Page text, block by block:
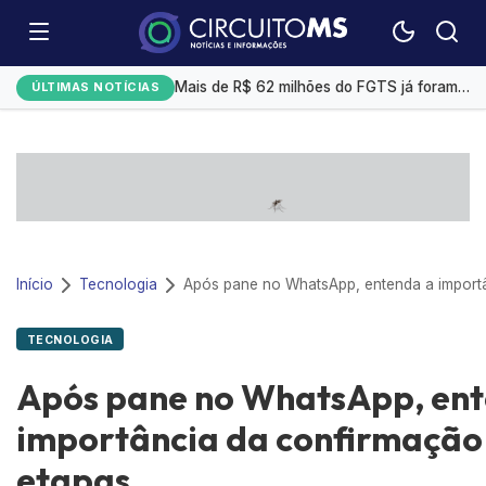
ÚLTIMAS NOTÍCIAS
Bitcoin opera em alta com cenário macroeconômico e avanços de empresas tech
Mais de R$ 62 milhões do FGTS já foram usados para quitar dívidas pelo Desenrola Brasil
Gerdau registra lucro de R$ 1,4 bilhões no 2° trimestre, alta de 69,7%
Início Tecnologia
TECNOLOGIA
Após pane no WhatsApp,
importância da confirmação